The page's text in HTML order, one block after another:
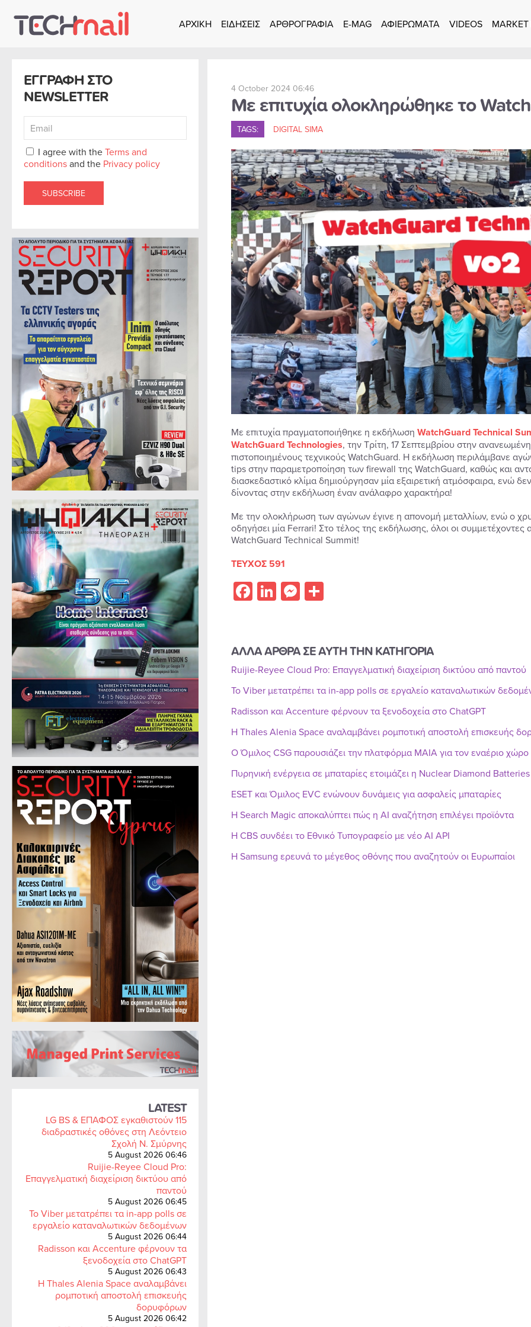
Skip to main content
ΑΡΧΙΚΗ ΕΙΔΗΣΕΙΣ ΑΡΘΡΟΓΡΑΦΙΑ E-MAG ΑΦΙΕΡΩΜΑΤΑ VIDEOS MARKET
ΕΓΓΡΑΦΗ ΣΤΟ
NEWSLETTER
I agree with theTerms and
conditionsand the Privacy policy
SUBSCRIBE
LATEST
LG BS & ΕΠΑΦΟΣ εγκαθιστούν 115
διαδραστικές οθόνες στη Λεόντειο
Σχολή Ν. Σμύρνης
5 August 2026 06:46
Ruijie-Reyee Cloud Pro:
Επαγγελματική διαχείριση δικτύου από
παντού
5 August 2026 06:45
Το Viber μετατρέπει τα in-app polls σε
εργαλείο καταναλωτικών δεδομένων
5 August 2026 06:44
Radisson και Accenture φέρνουν τα
ξενοδοχεία στο ChatGPT
5 August 2026 06:43
Η Thales Alenia Space αναλαμβάνει
ρομποτική αποστολή επισκευής
δορυφόρων
5 August 2026 06:42
4 October 2024 06:46
Με επιτυχία ολοκληρώθηκε το
TAGS: DIGITAL SIMA
Με επιτυχία πραγματοποιήθηκε η εκδήλωση WatchGuard Technical
WatchGuard Technologies, την Τρίτη, 17 Σεπτεμβρίου στην
πιστοποιημένους τεχνικούς WatchGuard. Η εκδήλωση περιλάμβανε
tips στην παραμετροποίηση των firewall της WatchGuard, καθώς και
διασκεδαστικό κλίμα δημιούργησαν μία εξαιρετική ατμόσφαιρα, ενώ
δίνοντας στην εκδήλωση έναν ανάλαφρο χαρακτήρα!
Με την ολοκλήρωση των αγώνων έγινε η απονομή μεταλλίων, ενώ ο
οδηγήσει μία Ferrari! Στο τέλος της εκδήλωσης, όλοι οι
WatchGuard Technical Summit!
ΤΕΥΧΟΣ 591
Facebook
LinkedIn
Messenger
Share
ΑΛΛΑ ΑΡΘΡΑ ΣΕ ΑΥΤΗ ΤΗΝ ΚΑΤΗΓΟΡΙΑ
Ruijie-Reyee Cloud Pro: Επαγγελματική διαχείριση δικτύου από παντού
Το Viber μετατρέπει τα in-app polls σε εργαλείο καταναλωτικών
Radisson και Accenture φέρνουν τα ξενοδοχεία στο ChatGPT
Η Thales Alenia Space αναλαμβάνει ρομποτική αποστολή επισκευής
Ο Όμιλος CSG παρουσιάζει την πλατφόρμα MAIA για τον εναέριο χώρο
Πυρηνική ενέργεια σε μπαταρίες ετοιμάζει η Nuclear Diamond Batteries
ESET και Όμιλος EVC ενώνουν δυνάμεις για ασφαλείς μπαταρίες
Η Search Magic αποκαλύπτει πώς η AI αναζήτηση επιλέγει προϊόντα
Η CBS συνδέει το Εθνικό Τυπογραφείο με νέο AI API
Η Samsung ερευνά το μέγεθος οθόνης που αναζητούν οι Ευρωπαίοι